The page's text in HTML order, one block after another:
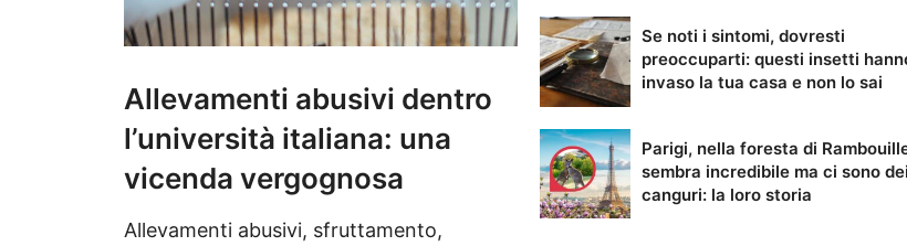
Allevamenti abusivi dentro
l’università italiana: una
vicenda vergognosa
Allevamenti abusivi, sfruttamento,
Se noti i sintomi, dovresti
preoccuparti: questi insetti
invaso la tua casa e non lo sai
Parigi, nella foresta di
sembra incredibile ma ci sono dei
canguri: la loro storia